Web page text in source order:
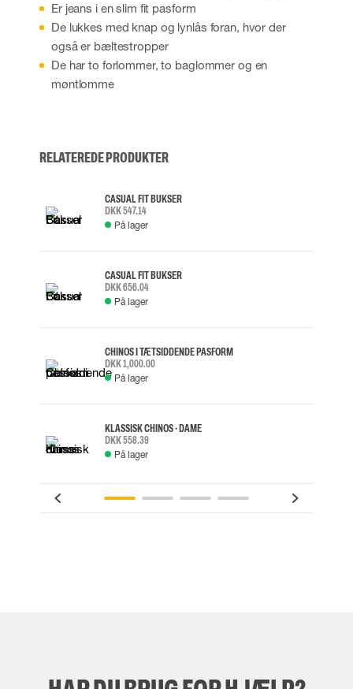
Er jeans i en slim fit pasform
De lukkes med knap og lynlås foran, hvor der
også er bæltestropper
De har to forlommer, to baglommer og en
møntlomme
RELATEREDE PRODUKTER
CASUAL FIT BUKSER
DKK 547.14
På lager
CASUAL FIT BUKSER
DKK 656.04
På lager
CHINOS I TÆTSIDDENDE PASFORM
DKK 1,000.00
På lager
KLASSISK CHINOS - DAME
DKK 558.39
På lager